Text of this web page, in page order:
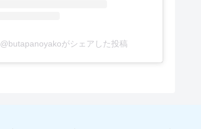
@butapanoyakoがシェアした投稿